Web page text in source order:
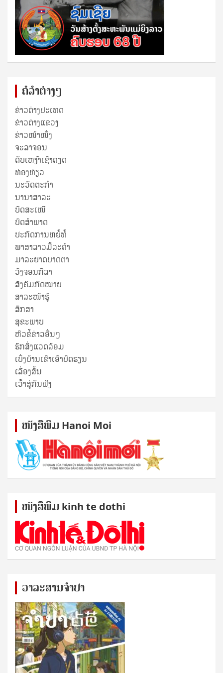
ຄໍລຳຕ່າງໆ
ຂ່າວຕ່າງປະເທດ
ຂ່າວ​ຕ່າງ​ແຂວງ
ຂ່າວໜ້າໜຶ່ງ
ຈະລາຈອນ
ດັບເຫງົາເຊົາຄຽດ
ທ່ອງທ່ຽວ
ນະວັດຕະກໍາ
ນານາສາລະ
ບົດສະເໜີ
ບົດສໍາພາດ
ປະກົດການຫຍໍ້ທໍ້
ພາສາລາວມື້ລະຄຳ
ມາລະຍາດບາດຕາ
ວົງຈອນກີລາ
ສັງຄົມກົດໝາຍ
ສາລະໜ້າຮູ້
ສຶກສາ
ສຸ​ຂະ​ພາບ
ຫົວຂໍ້ຂ່າວອື່ນໆ
ຮັກສິ່ງແວດລ້ອມ
ເບິ່ງບ້ານເຂົາເອົາບົດຮຽນ
ເລື່ອງສັ້ນ
ເວົ້າສູ່ກັນຟັງ
ໜັງ​ສື​ພິມ Hanoi Moi
ໜັງ​ສື​ພິມ kinh te dothi
ວາລະສານຈຳປາ